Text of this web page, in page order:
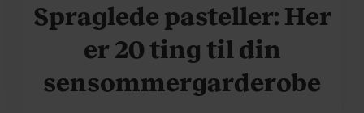
Spraglede pasteller: Her
er 20 ting til din
sensommergarderobe